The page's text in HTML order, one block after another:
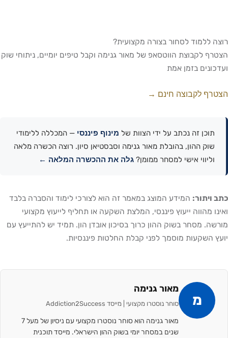
רוצה ללמוד לסחור בצורה מקצועית?
הצטרף לקבוצת הווטסאפ של מאור גנימה וקבל טיפים יומיים, ניתוחי שוק
ועדכונים בזמן אמת
הצטרף לקבוצה חינם →
תוכן זה נכתב על ידי הצוות של מינוף פיננסי — המכללה ללימודי
שוק ההון, בהובלת מאור גנימה וסבסטיאן סיון. רוצה הכשרה מלאה
וליווי אישי למסחר ממומן? גלה את ההכשרה המלאה ←
כתב ויתור: המידע המוצג במאמר זה הוא לצורכי לימוד והסברה בלבד
ואינו מהווה ייעוץ פיננסי, המלצת השקעה או תחליף לייעוץ מקצועי
מורשה. מסחר בשוק ההון כרוך בסיכון אובדן הון. תמיד יש להתייעץ עם
יועץ השקעות מוסמך לפני קבלת החלטות פיננסיות.
מ
מאור גנימה
סוחר נוסטרו מקצועי | מייסד Addiction2Success
מאור גנימה הוא סוחר נוסטרו מקצועי עם ניסיון של מעל 7
שנים במסחר יומי בשוק ההון הישראלי. מייסד תוכנית